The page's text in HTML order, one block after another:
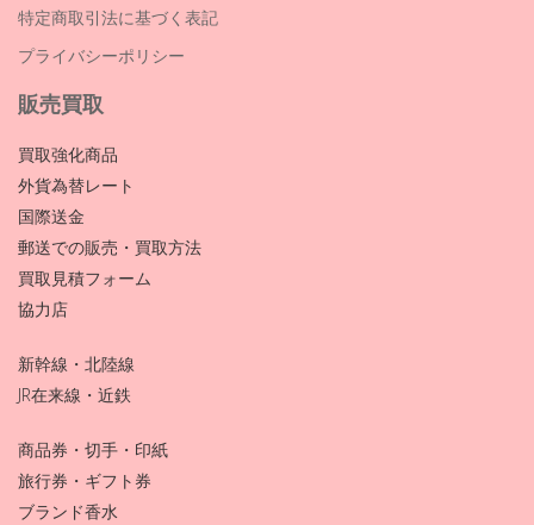
特定商取引法に基づく表記
プライバシーポリシー
販売買取
買取強化商品
外貨為替レート
国際送金
郵送での販売・買取方法
買取見積フォーム
協力店
新幹線・北陸線
JR在来線・近鉄
商品券・切手・印紙
旅行券・ギフト券
ブランド香水